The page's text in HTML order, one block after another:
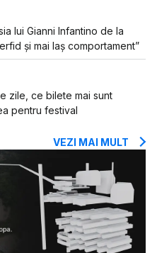
lui Gianni Infantino de la
și mai laș comportament”
zile, ce bilete mai sunt
pentru festival
VEZI MAI MULT